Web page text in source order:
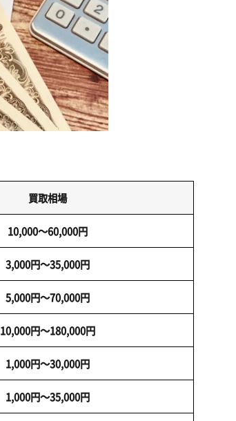
買取相場
10,000～60,000円
3,000円～35,000円
5,000円～70,000円
10,000円～180,000円
1,000円～30,000円
1,000円～35,000円